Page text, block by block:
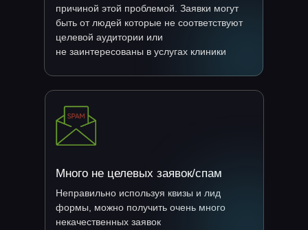
Неправильно используя квизы и лид
формы, можно получить очень много
некачественных заявок
Много не целевых заявок/спам
причиной этой проблемой. Заявки могут
быть от людей которые не соответствуют
целевой аудитории или
не заинтересованы в услугах клиники